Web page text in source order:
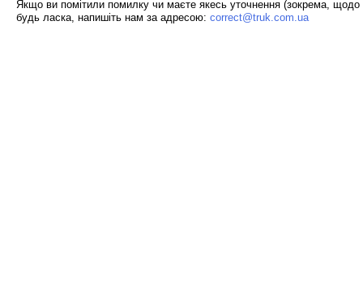
Якщо ви помітили помилку чи маєте якесь уточнення (зокрема, щодо
будь ласка, напишіть нам за адресою: correct@truk.com.ua